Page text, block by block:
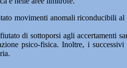
movimenti anomali riconducibili al
di sottoporsi agli accertamenti
psico-fisica. Inoltre, i successivi